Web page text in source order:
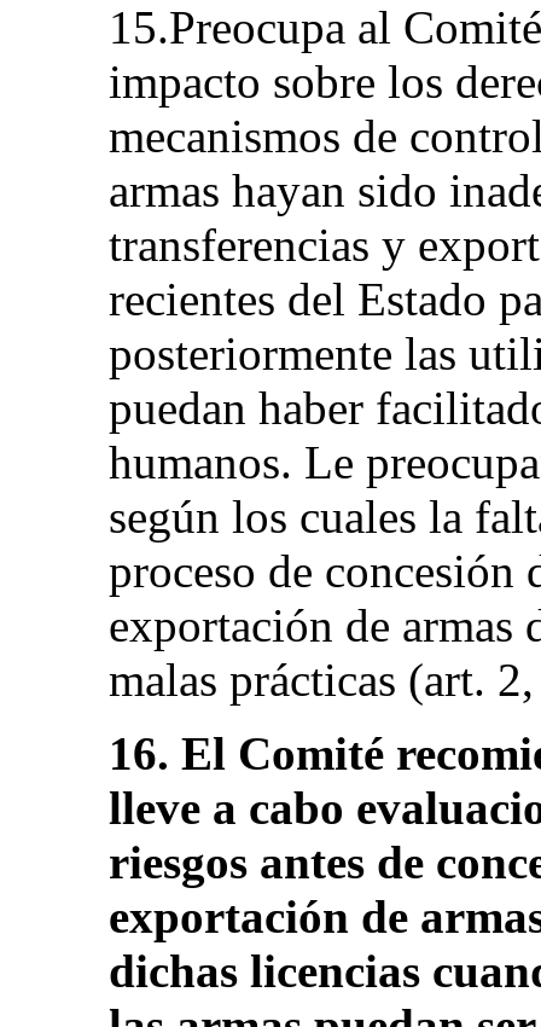
15.Preocupa al
impacto sobre los
mecanismos de
armas hayan sido
transferencias y
recientes del Estado
posteriormente las
puedan haber
humanos. Le
según los cuales la
proceso de concesión
exportación de armas
malas prácticas (art.
16. El Comité
lleve a cabo
riesgos antes de
exportación de
dichas licencias